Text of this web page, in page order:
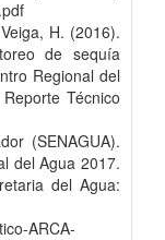
H. (2016).
de sequía
Regional del
Técnico
(SENAGUA).
del Agua 2017.
del Agua:
ARCA-